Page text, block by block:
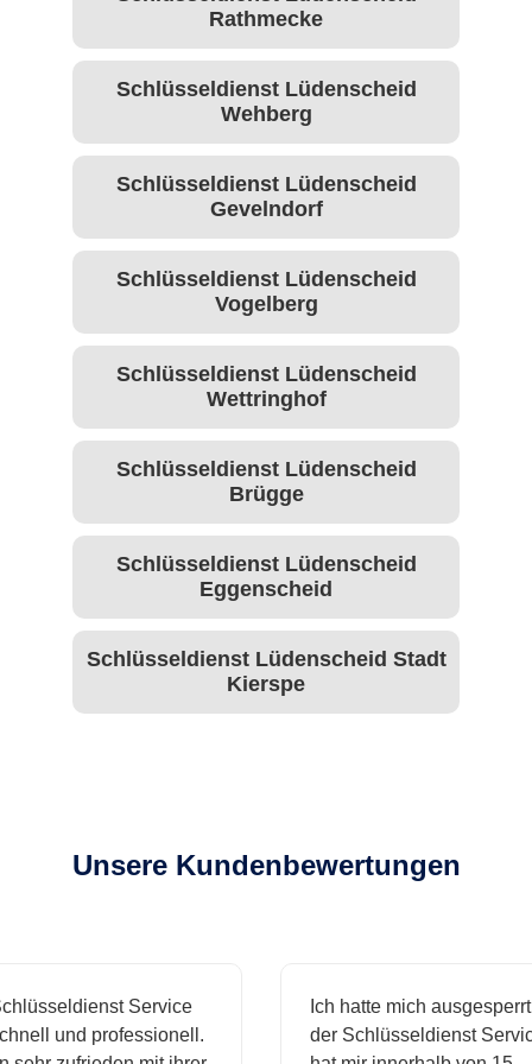
Rathmecke
Schlüsseldienst Lüdenscheid
Wehberg
Schlüsseldienst Lüdenscheid
Gevelndorf
Schlüsseldienst Lüdenscheid
Vogelberg
Schlüsseldienst Lüdenscheid
Wettringhof
Schlüsseldienst Lüdenscheid
Brügge
Schlüsseldienst Lüdenscheid
Eggenscheid
Schlüsseldienst Lüdenscheid Stadt
Kierspe
Unsere Kundenbewertungen
Service
und professionell.
Ich hatte mich ausgesperrt
der Schlüsseldienst